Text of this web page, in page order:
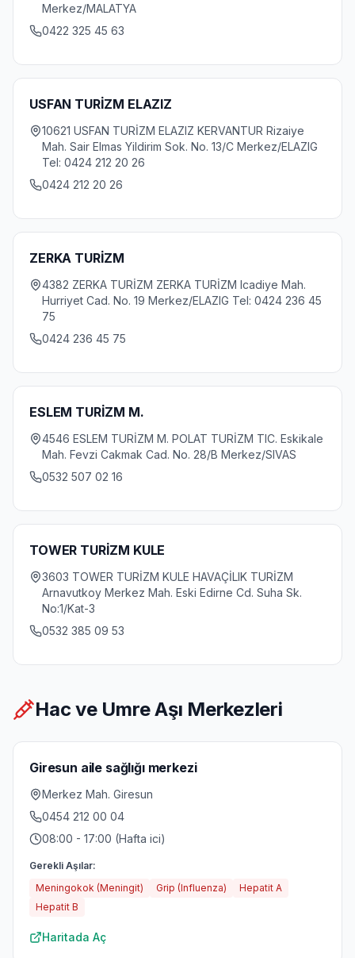
Merkez/MALATYA
0422 325 45 63
USFAN TURİZM ELAZIZ
10621 USFAN TURİZM ELAZIZ KERVANTUR Rizaiye
Mah. Sair Elmas Yildirim Sok. No. 13/C Merkez/ELAZIG
Tel: 0424 212 20 26
0424 212 20 26
ZERKA TURİZM
4382 ZERKA TURİZM ZERKA TURİZM Icadiye Mah.
Hurriyet Cad. No. 19 Merkez/ELAZIG Tel: 0424 236 45
75
0424 236 45 75
ESLEM TURİZM M.
4546 ESLEM TURİZM M. POLAT TURİZM TIC. Eskikale
Mah. Fevzi Cakmak Cad. No. 28/B Merkez/SIVAS
0532 507 02 16
TOWER TURİZM KULE
3603 TOWER TURİZM KULE HAVAÇİLIK TURİZM
Arnavutkoy Merkez Mah. Eski Edirne Cd. Suha Sk.
No:1/Kat-3
0532 385 09 53
Hac ve Umre Aşı Merkezleri
Giresun aile sağlığı merkezi
Merkez Mah. Giresun
0454 212 00 04
08:00 - 17:00 (Hafta ici)
Gerekli Aşılar:
Meningokok (Meningit)
Grip (Influenza)
Hepatit A
Hepatit B
Haritada Aç